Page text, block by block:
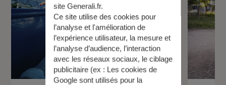
site Generali.fr.
Ce site utilise des cookies pour
l’analyse et l'amélioration de
l’expérience utilisateur, la mesure et
l’analyse d’audience, l’interaction
avec les réseaux sociaux, le ciblage
publicitaire (ex : Les cookies de
Google sont utilisés pour la